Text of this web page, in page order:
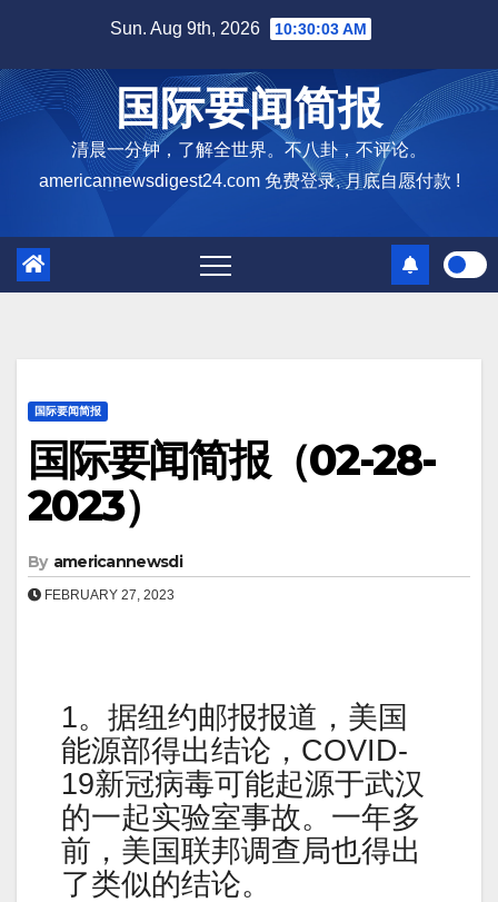
content
Sun. Aug 9th, 2026 10:30:04 AM
国际要闻简报
清晨一分钟，了解全世界。不八卦，不评论。
americannewsdigest24.com 免费登录, 月底自愿付款 !
国际要闻简报
国际要闻简报（02-28-
2023）
By americannewsdi
FEBRUARY 27, 2023
1。据纽约邮报报道，美国
能源部得出结论，COVID-
19新冠病毒可能起源于武汉
的一起实验室事故。一年多
前，美国联邦调查局也得出
了类似的结论。